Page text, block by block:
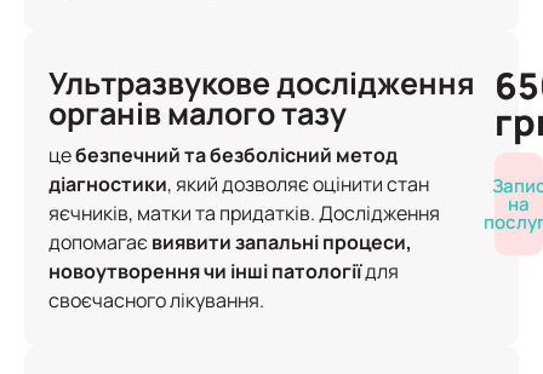
Ультразвукове дослідження
органів малого тазу
цебезпечний та безболісний метод
діагностики, який дозволяє оцінити стан
яєчників, матки та придатків. Дослідження
допомагаєвиявити запальні процеси,
новоутворення чи інші патологіїдля
своєчасного лікування.
на